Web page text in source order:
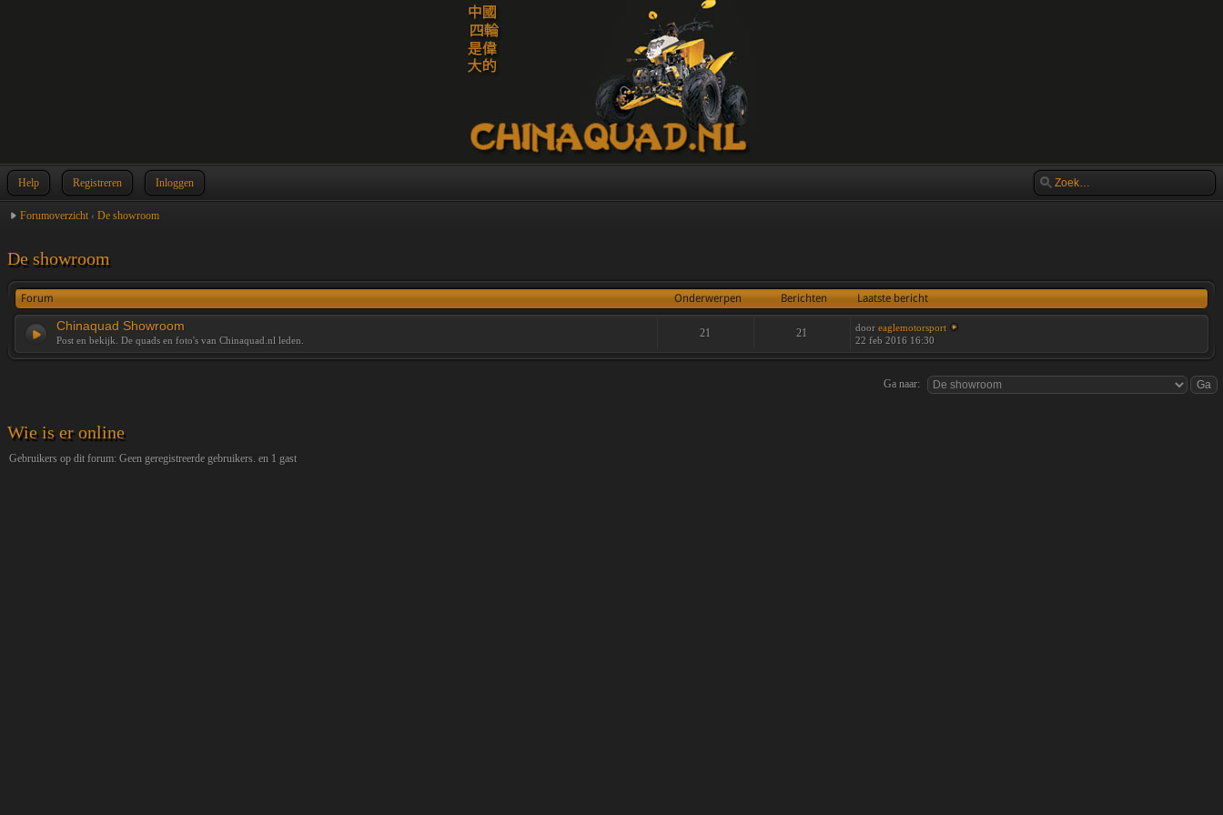
Help Registreren Inloggen
Forumoverzicht ‹ De showroom
De showroom
Forum Onderwerpen Berichten Laatste bericht
Chinaquad Showroom
Post en bekijk. De quads en foto's van Chinaquad.nl leden.
21 21 door eaglemotorsport
22 feb 2016 16:30
Ga naar:
Wie is er online
Gebruikers op dit forum: Geen geregistreerde gebruikers. en 1 gast